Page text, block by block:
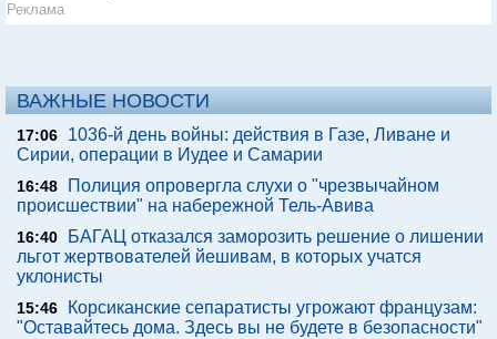
Реклама
ВАЖНЫЕ НОВОСТИ
17:06
1036-й день войны: действия в Газе, Ливане и
Сирии, операции в Иудее и Самарии
16:48
Полиция опровергла слухи о "чрезвычайном
происшествии" на набережной Тель-Авива
16:40
БАГАЦ отказался заморозить решение о лишении
льгот жертвователей йешивам, в которых учатся
уклонисты
15:46
Корсиканские сепаратисты угрожают французам:
"Оставайтесь дома. Здесь вы не будете в безопасности"